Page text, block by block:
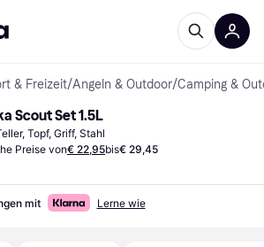
& Freizeit/Angeln & Outdoor/Camping &
Scout Set 1.5L
Topf, Griff, Stahl
Preise von€ 22,95bis€ 29,45
mit Lerne wie